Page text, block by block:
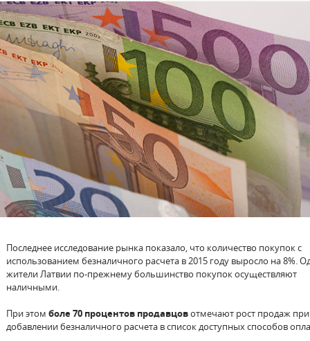
Последнее исследование рынка показало, что количество покупок с
использованием безналичного расчета в 2015 году выросло на 8%.
жители Латвии по-прежнему большинство покупок осуществляют
наличными.
При этом боле 70 процентов продавцовотмечают рост продаж при
добавлении безналичного расчета в список доступных способов